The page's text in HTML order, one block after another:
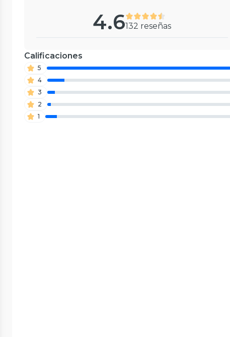
4.6132 reseñas
Calificaciones
5
4
3
2
1